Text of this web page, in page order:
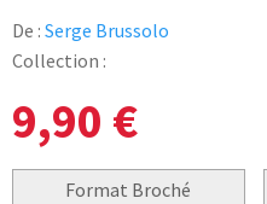
De : Serge Brussolo
Collection :
9,90 €
Format Broché